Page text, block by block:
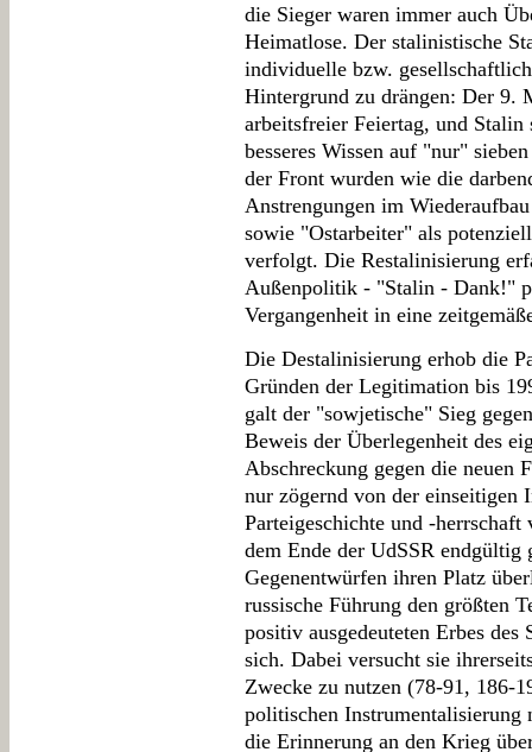
die Sieger waren immer auch
Heimatlose. Der stalinistische
individuelle bzw.
Hintergrund zu drängen: Der 9.
arbeitsfreier Feiertag, und
besseres Wissen auf "nur"
der Front wurden wie die
Anstrengungen im
sowie "Ostarbeiter" als
verfolgt. Die Restalinisierung
Außenpolitik - "Stalin - Dank!"
Vergangenheit in eine
Die Destalinisierung erhob die
Gründen der Legitimation bis
galt der "sowjetische" Sieg
Beweis der Überlegenheit des
Abschreckung gegen die neuen
nur zögernd von der einseitigen
Parteigeschichte und -herrschaft
dem Ende der UdSSR endgültig
Gegenentwürfen ihren Platz
russische Führung den größten
positiv ausgedeuteten Erbes
sich. Dabei versucht sie
Zwecke zu nutzen (78-91, 186-
politischen Instrumentalisierung
die Erinnerung an den Krieg